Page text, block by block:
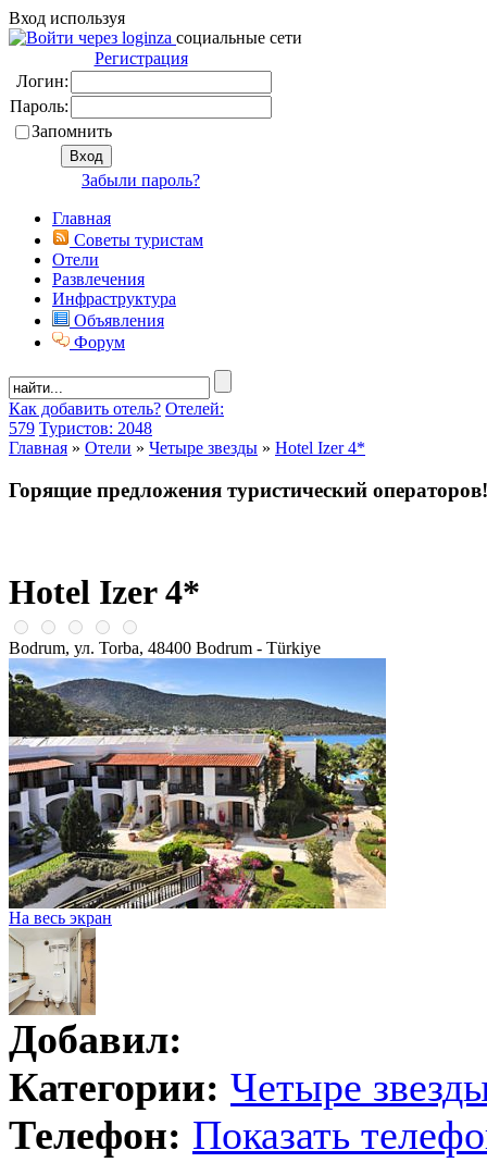
Вход используя
социальные сети
Регистрация
Логин:
Пароль:
Запомнить
Забыли пароль?
Главная
Советы туристам
Отели
Развлечения
Инфраструктура
Объявления
Форум
Как добавить отель? Отелей:
579 Туристов: 2048
Главная » Отели » Четыре звезды » Hotel Izer 4*
Горящие предложения туристический операторов!
Hotel Izer 4*
Bodrum, ул. Torba, 48400 Bodrum - Türkiye
На весь экран
Добавил:
Категории: Четыре
Телефон: Показать